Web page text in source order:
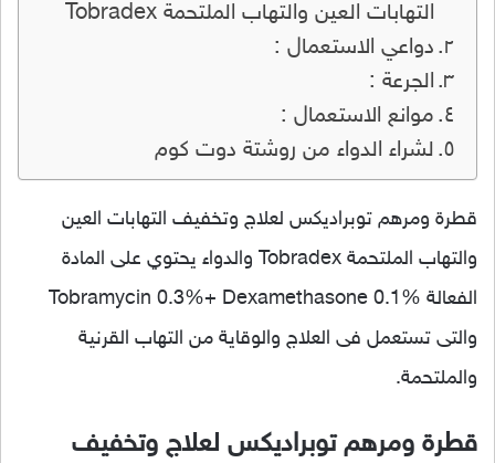
التهابات العين والتهاب الملتحمة Tobradex
دواعي الاستعمال :
الجرعة :
موانع الاستعمال :
لشراء الدواء من روشتة دوت كوم
قطرة ومرهم توبراديكس لعلاج وتخفيف التهابات العين
والتهاب الملتحمة Tobradex والدواء يحتوي على المادة
الفعالة Tobramycin 0.3%+ Dexamethasone 0.1%
والتى تستعمل فى العلاج والوقاية من التهاب القرنية
والملتحمة.
قطرة ومرهم توبراديكس لعلاج وتخفيف